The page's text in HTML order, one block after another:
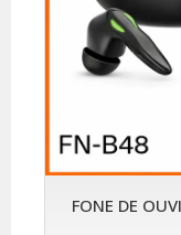
FONE DE